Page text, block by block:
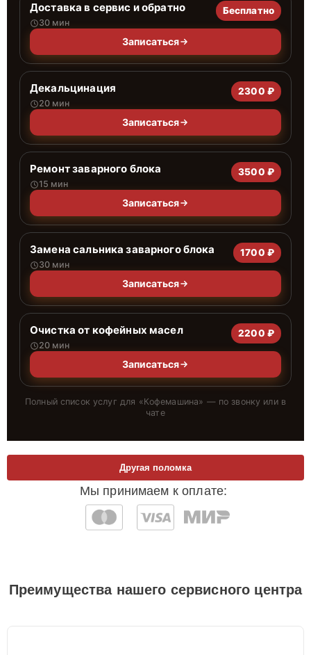
Доставка в сервис и обратно
30 мин
Бесплатно
Записаться
Декальцинация
20 мин
2300 ₽
Записаться
Ремонт заварного блока
15 мин
3500 ₽
Записаться
Замена сальника заварного блока
30 мин
1700 ₽
Записаться
Очистка от кофейных масел
20 мин
2200 ₽
Записаться
Полный список услуг для «Кофемашина» — по звонку или в
чате
Мы принимаем к оплате:
Другая поломка
Преимущества нашего сервисного центра